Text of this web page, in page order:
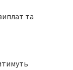
та